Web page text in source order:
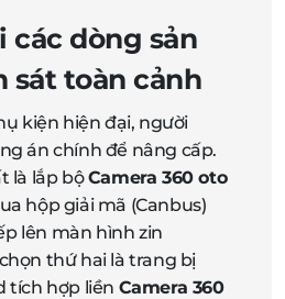
các dòng sản
sát toàn cảnh
kiện hiện đại, người
án chính để nâng cấp.
là lắp bộCamera 360 oto
hộp giải mã (Canbus)
lên màn hình zin
thứ hai là trang bị
tích hợp liền Camera 360